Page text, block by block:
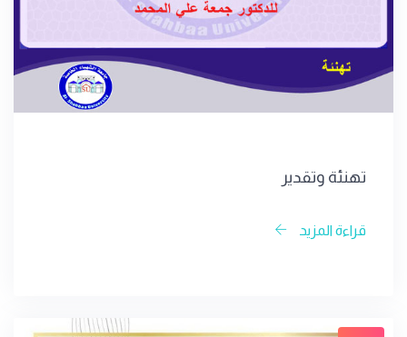
تهنئة وتقدير
قراءة المزيد